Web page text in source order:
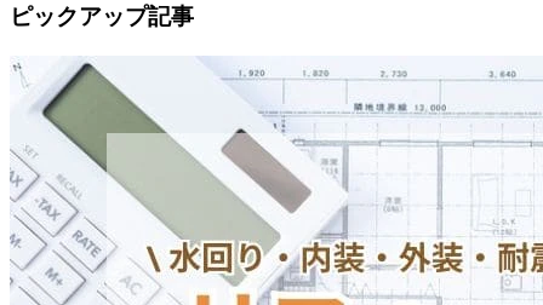
ピックアップ記事